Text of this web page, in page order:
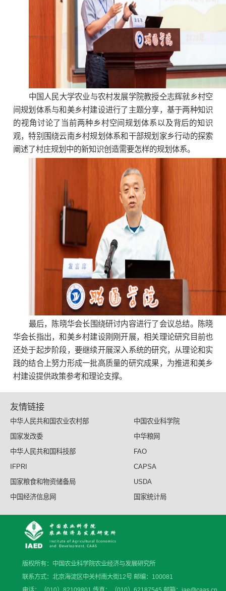
中国人民大学农业与农村发展学院教授仝志辉就乡村空
间规划体系与和美乡村建设进行了主题分享，基于两种知识
的视角讨论了当前两种乡村空间规划体系以及背后的知识
观，特别围绕云南乡村规划体系和干部规划家乡行动的探索
阐述了村庄规划中的新知识创造需要怎样的规划体系。
最后，陈晓华会长围绕研讨内容进行了会议总结。陈晓
华会长指出，和美乡村建设刚刚开展，相关理论研究目前也
还处于起步阶段，要继续开展深入系统的研究，从理论和实
践的结合上努力形成一批高质量的研究成果，为推进和美乡
村建设提供政策参考和理论支撑。
友情链接
中华人民共和国农业农村部
中国农业科学院
国家发改委
中华粮网
中华人民共和国科技部
FAO
IFPRI
CAPSA
国家粮食和物资储备局
USDA
中国经济信息网
国家统计局
版权所有：中国农业科学院农业经济与发展研究所
联系方式：北京海淀区中关村南大街12号 邮编：100081